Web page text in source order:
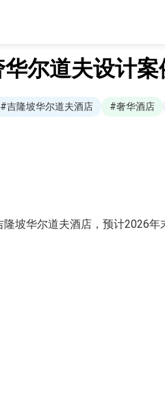
尔道夫设计
#吉隆坡华尔道夫酒店 #奢华酒店
隆坡华尔道夫酒店，预计2026年